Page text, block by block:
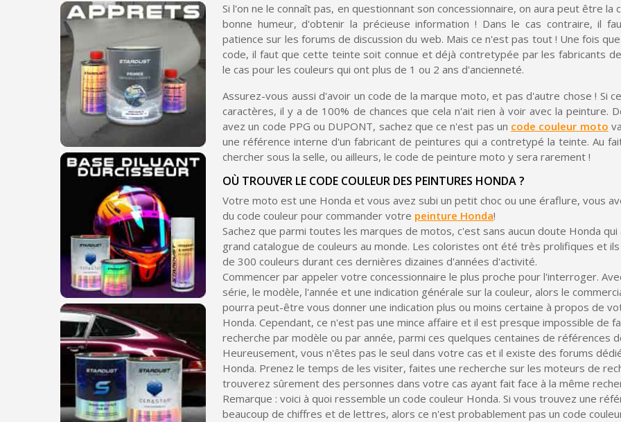
Réduction de 5€ sur la
10€ de bon d'achat
Inscription à la
Inscription à la
Livraison sous 24
Livraison offerte en France
Si l'on ne le connaît pas, en questionnant son concessionnaire, on aura peut être la
bonne humeur, d'obtenir la précieuse information ! Dans le cas contraire, il
patience sur les forums de discussion du web. Mais ce n'est pas tout ! Une fois
code, il faut que cette teinte soit connue et déjà contretypée par les fabricants
le cas pour les couleurs qui ont plus de 1 ou 2 ans d'ancienneté.
Assurez-vous aussi d'avoir un code de la marque moto, et pas d'autre chose ! Si
caractères, il y a de 100% de chances que cela n'ait rien à voir avec la peinture.
avez un code PPG ou DUPONT, sachez que ce n'est pas un code couleur moto
une référence interne d'un fabricant de peintures qui a contretypé la teinte. Au
chercher sous la selle, ou ailleurs, le code de peinture moto y sera rarement !
OÙ TROUVER LE CODE COULEUR DES PEINTURES HONDA ?
Votre moto est une Honda et vous avez subi un petit choc ou une éraflure, vous
du code couleur pour commander votre peinture Honda!
Sachez que parmi toutes les marques de motos, c'est sans aucun doute Honda
grand catalogue de couleurs au monde. Les coloristes ont été très prolifiques et
de 300 couleurs durant ces dernières dizaines d'années d'activité.
Commencer par appeler votre concessionnaire le plus proche pour l'interroger.
série, le modèle, l'année et une indication générale sur la couleur, alors le
pourra peut-être vous donner une indication plus ou moins certaine à propos de
Honda. Cependant, ce n'est pas une mince affaire et il est presque impossible de
recherche par modèle ou par année, parmi ces quelques centaines de références
Heureusement, vous n'êtes pas le seul dans votre cas et il existe des forums
Honda. Prenez le temps de les visiter, faites une recherche sur les moteurs de
trouverez sûrement des personnes dans votre cas ayant fait face à la même
Remarque : voici à quoi ressemble un code couleur Honda. Si vous trouvez une
beaucoup de chiffres et de lettres, alors ce n'est probablement pas un code